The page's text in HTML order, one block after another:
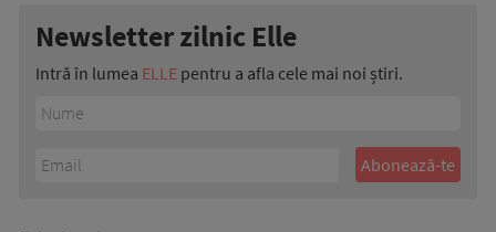
Newsletter zilnic Elle
Intră în lumea ELLE pentru a afla cele mai noi știri.